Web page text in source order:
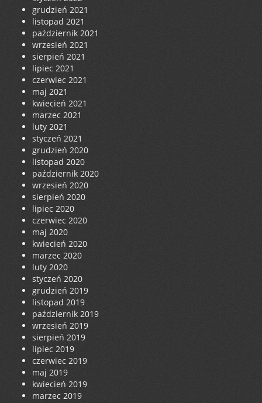
grudzień 2021
listopad 2021
październik 2021
wrzesień 2021
sierpień 2021
lipiec 2021
czerwiec 2021
maj 2021
kwiecień 2021
marzec 2021
luty 2021
styczeń 2021
grudzień 2020
listopad 2020
październik 2020
wrzesień 2020
sierpień 2020
lipiec 2020
czerwiec 2020
maj 2020
kwiecień 2020
marzec 2020
luty 2020
styczeń 2020
grudzień 2019
listopad 2019
październik 2019
wrzesień 2019
sierpień 2019
lipiec 2019
czerwiec 2019
maj 2019
kwiecień 2019
marzec 2019